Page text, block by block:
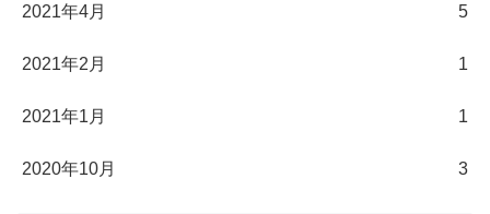
2021年4月 5
2021年2月 1
2021年1月 1
2020年10月 3